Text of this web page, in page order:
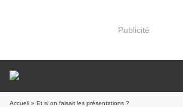
Publicité
Accueil » Et si on faisait les présentations ?